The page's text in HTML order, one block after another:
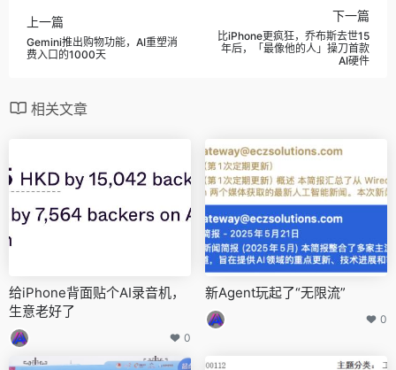
上一篇
Gemini推出购物功能，AI重塑消
费入口的1000天
下一篇
比iPhone更疯狂，乔布斯去世15
年后，「最像他的人」操刀首款
AI硬件
相关文章
给iPhone背面贴个AI录音机，
生意老好了
0
新Agent玩起了“无限流”
0